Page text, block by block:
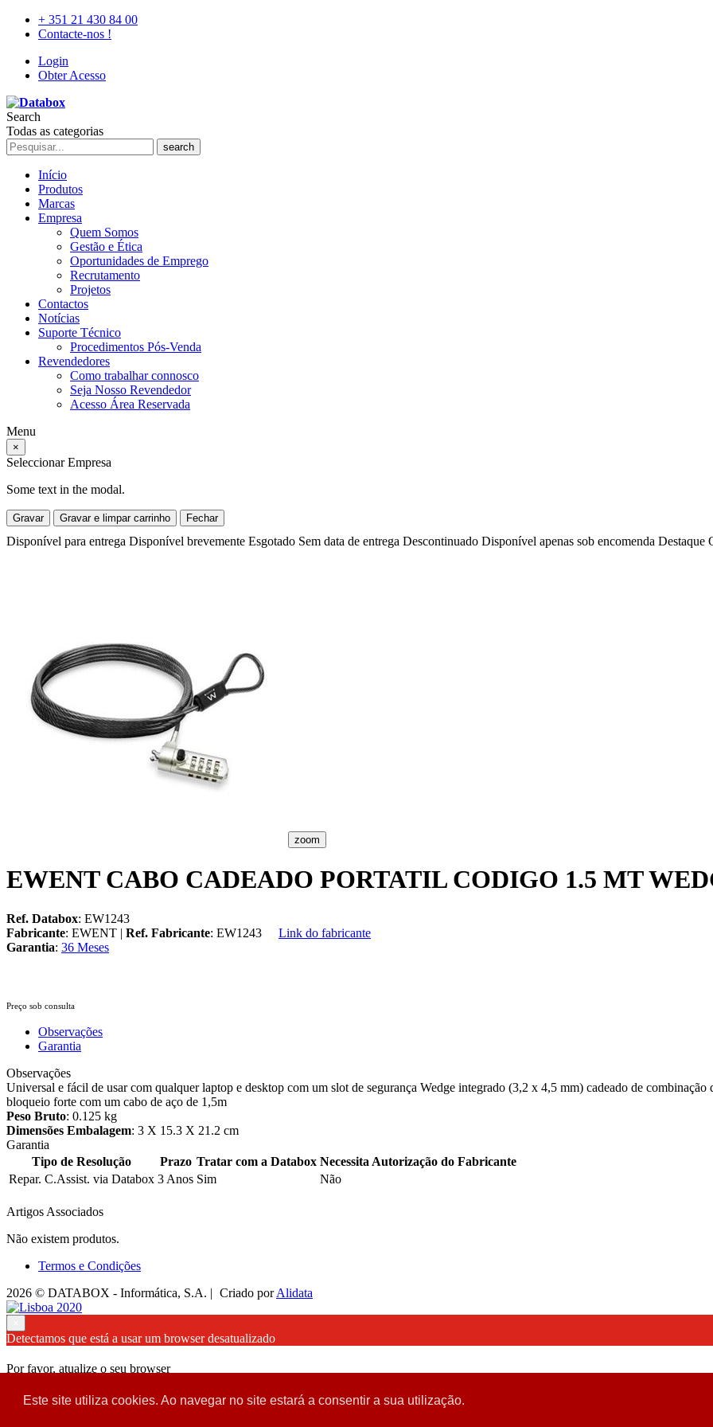
Este site utiliza cookies. Ao navegar no site estará a consentir a sua utilização.
+ 351 21 430 84 00
Contacte-nos !
Login
Obter Acesso
Search
Todas as categorias
search
Início
Produtos
Marcas
Empresa
Quem Somos
Gestão e Ética
Oportunidades de Emprego
Recrutamento
Projetos
Contactos
Notícias
Suporte Técnico
Procedimentos Pós-Venda
Revendedores
Como trabalhar connosco
Seja Nosso Revendedor
Acesso Área Reservada
Menu
×
Seleccionar Empresa
Some text in the modal.
Gravar Gravar e limpar carrinho Fechar
Disponível para entrega Disponível brevemente Esgotado Sem data de entrega Descontinuado Disponível apenas sob encomenda Destaque
zoom
EWENT CABO CADEADO PORTATIL CODIGO 1.5 MT
Ref. Databox: EW1243
Fabricante: EWENT | Ref. Fabricante: EW1243
Link do fabricante
Garantia: 36 Meses
Preço sob consulta
Observações
Garantia
Observações
Universal e fácil de usar com qualquer laptop e desktop com um slot de segurança Wedge integrado (3,2 x 4,5 mm) cadeado de
bloqueio forte com um cabo de aço de 1,5m
Peso Bruto: 0.125 kg
Dimensões Embalagem: 3 X 15.3 X 21.2 cm
Garantia
Tipo de Resolução
Prazo Tratar com a Databox Necessita Autorização do Fabricante
Repar. C.Assist. via Databox 3 Anos Sim Não
Artigos Associados
Não existem produtos.
Termos e Condições
2026 © DATABOX - Informática, S.A. | Criado porAlidata
Detectamos que está a usar um browser desatualizado
Por favor, atualize o seu browser